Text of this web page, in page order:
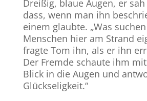
Dreißig, blaue Augen, er
dass, wenn man ihn
einem glaubte. „Was
Menschen hier am Strand
fragte Tom ihn, als er ihn
Der Fremde schaute ihm
Blick in die Augen und
Glückseligkeit.“